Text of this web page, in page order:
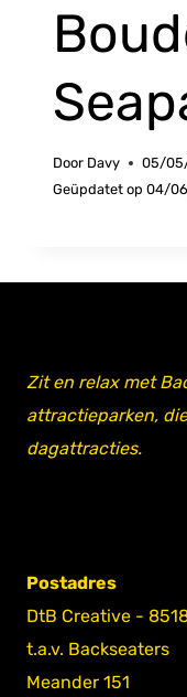
Door Davy
05/
Geüpdatet op 04/
Zit en relax met
attractieparken,
dagattracties.
Postadres
DtB Creative -
t.a.v. Backseaters
Meander 151